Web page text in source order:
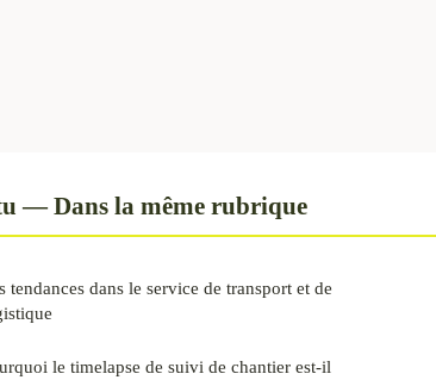
— Dans la même rubrique
tendances dans le service de transport et de
le timelapse de suivi de chantier est-il